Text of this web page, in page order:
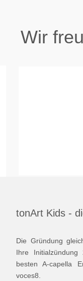
Wir
tonArt Kids -
Die Gründung
Ihre
besten A-capella
voces8.